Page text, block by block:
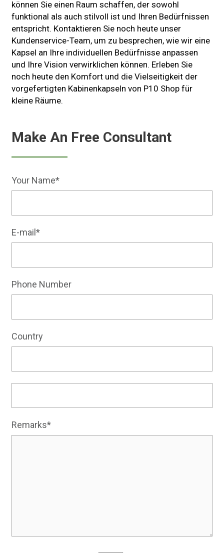
können Sie einen Raum schaffen, der sowohl
funktional als auch stilvoll ist und Ihren Bedürfnissen
entspricht. Kontaktieren Sie noch heute unser
Kundenservice-Team, um zu besprechen, wie wir eine
Kapsel an Ihre individuellen Bedürfnisse anpassen
und Ihre Vision verwirklichen können. Erleben Sie
noch heute den Komfort und die Vielseitigkeit der
vorgefertigten Kabinenkapseln von P10 Shop für
kleine Räume.
Make An Free Consultant
Your Name*
E-mail*
Phone Number
Country
Remarks*